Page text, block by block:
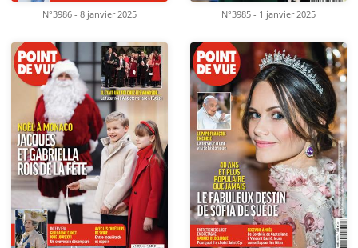
N°3986 - 8 janvier 2025 N°3985 - 1 janvier 2025